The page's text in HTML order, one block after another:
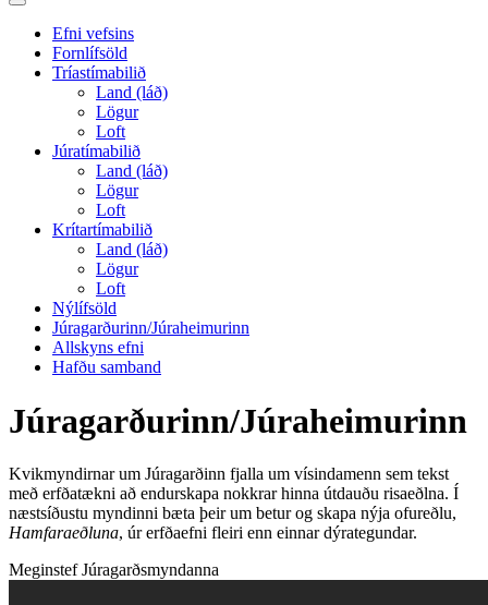
Toggle
search
field
Efni vefsins
Fornlífsöld
Tríastímabilið
Land (láð)
Lögur
Loft
Júratímabilið
Land (láð)
Lögur
Loft
Krítartímabilið
Land (láð)
Lögur
Loft
Nýlífsöld
Júragarðurinn/Júraheimurinn
Allskyns efni
Hafðu samband
Júragarðurinn/Júraheimurinn
Kvikmyndirnar um Júragarðinn fjalla um vísindamenn sem tekst
með erfðatækni að endurskapa nokkrar hinna útdauðu risaeðlna. Í
næstsíðustu myndinni bæta þeir um betur og skapa nýja ofureðlu,
Hamfaraeðluna, úr erfðaefni fleiri enn einnar dýrategundar.
Meginstef Júragarðsmyndanna